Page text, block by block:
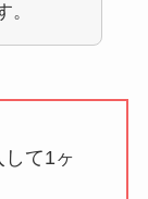
。
て1ヶ